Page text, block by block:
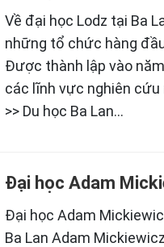
Về đại học Lodz tại Ba
những tổ chức hàng
Được thành lập vào
các lĩnh vực nghiên cứu
>> Du học Ba Lan…
Đại học Adam
Đại học Adam
Ba Lan Adam